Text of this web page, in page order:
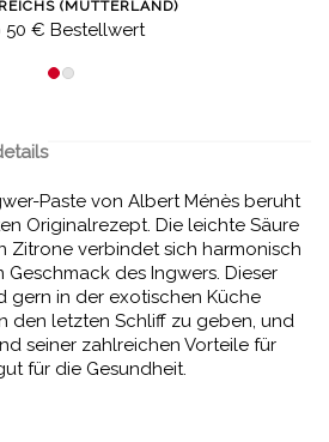
(MUTTERLAND)
50 € Bestellwert
Paste von Albert Ménès beruht
Originalrezept. Die leichte Säure
Zitrone verbindet sich harmonisch
des Ingwers. Dieser
gern in der exotischen Küche
den letzten Schliff zu geben, und
seiner zahlreichen Vorteile für
für die Gesundheit.